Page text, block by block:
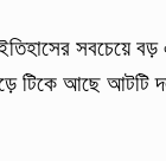
ইতিহাসের
টিকে আছে আটটি